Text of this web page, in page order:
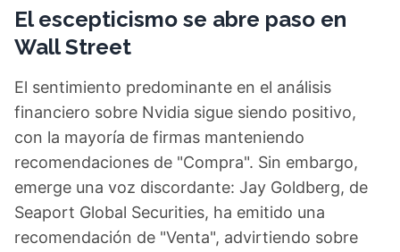
El escepticismo se abre paso en
Wall Street
El sentimiento predominante en el análisis
financiero sobre Nvidia sigue siendo positivo,
con la mayoría de firmas manteniendo
recomendaciones de "Compra". Sin embargo,
emerge una voz discordante: Jay Goldberg, de
Seaport Global Securities, ha emitido una
recomendación de "Venta", advirtiendo sobre